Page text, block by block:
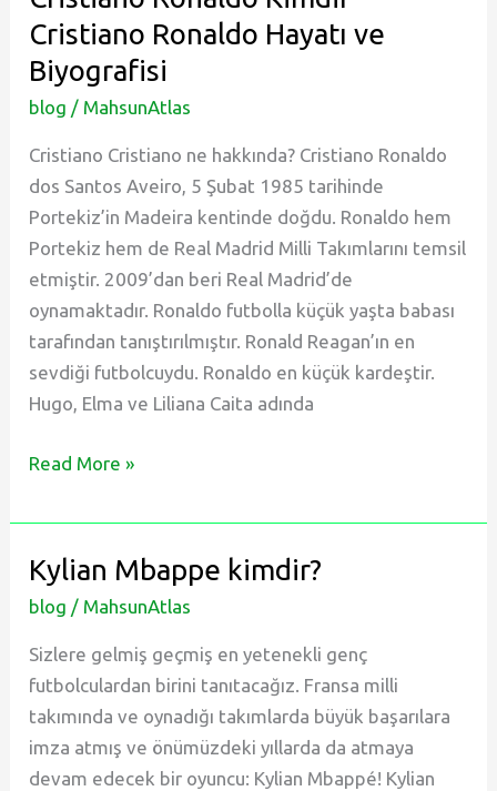
Çok
Kupa
Kazanan
Takımlar
Cristiano Ronaldo Hayatı ve
Biyografisi
blog / MahsunAtlas
Cristiano Cristiano ne hakkında? Cristiano Ronaldo
dos Santos Aveiro, 5 Şubat 1985 tarihinde
Portekiz’in Madeira kentinde doğdu. Ronaldo hem
Portekiz hem de Real Madrid Milli Takımlarını temsil
etmiştir. 2009’dan beri Real Madrid’de
oynamaktadır. Ronaldo futbolla küçük yaşta babası
tarafından tanıştırılmıştır. Ronald Reagan’ın en
sevdiği futbolcuydu. Ronaldo en küçük kardeştir.
Hugo, Elma ve Liliana Caita adında
Cristiano
Kimdir
Cristiano
Ronaldo
Hayatı
ve
Biyografisi
Read More »
Kylian Mbappe kimdir?
blog / MahsunAtlas
Sizlere gelmiş geçmiş en yetenekli genç
futbolculardan birini tanıtacağız. Fransa milli
takımında ve oynadığı takımlarda büyük başarılara
imza atmış ve önümüzdeki yıllarda da atmaya
devam edecek bir oyuncu: Kylian Mbappé! Kylian